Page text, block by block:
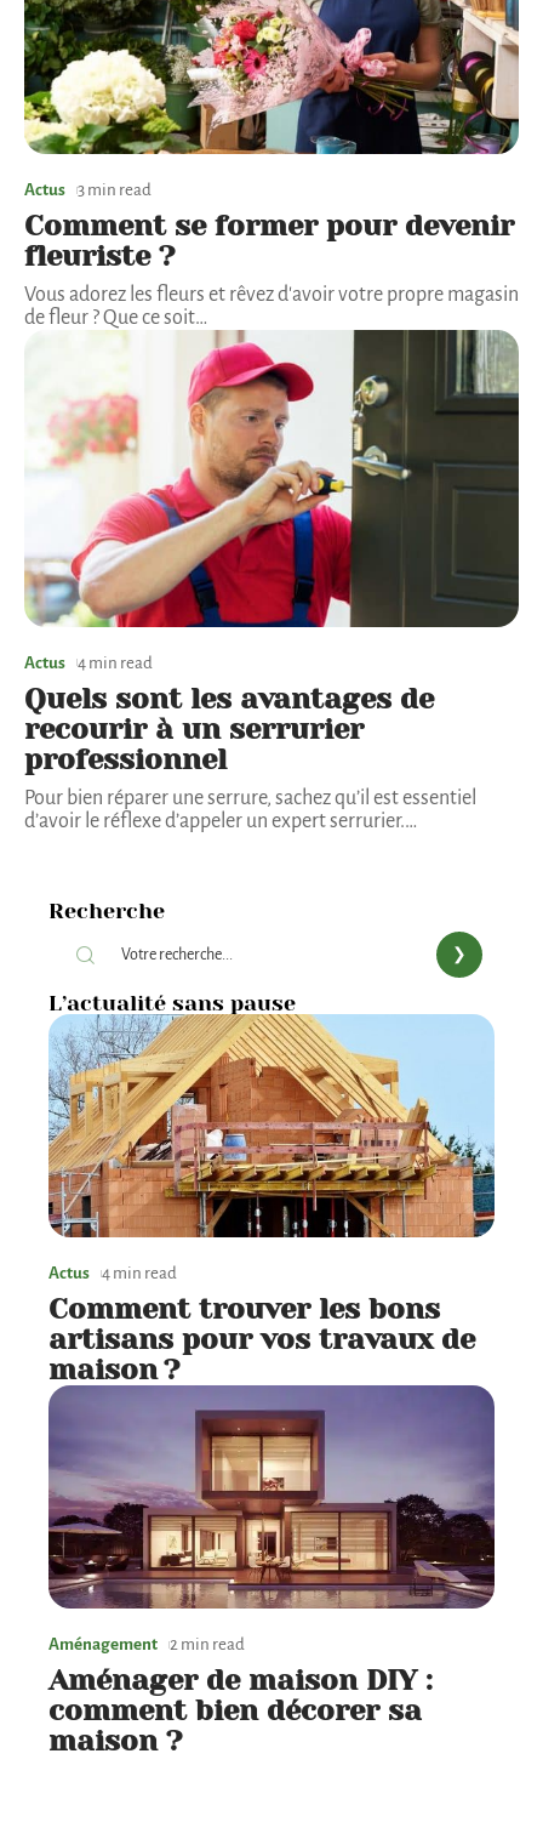
Actus 3 min read
Comment se former pour devenir
fleuriste ?
Vous adorez les fleurs et rêvez d'avoir votre propre magasin
de fleur ? Que ce soit…
Actus 4 min read
Quels sont les avantages de
recourir à un serrurier
professionnel
Pour bien réparer une serrure, sachez qu’il est essentiel
d’avoir le réflexe d’appeler un expert serrurier.…
Recherche
L’actualité sans pause
Actus 4 min read
Comment trouver les bons
artisans pour vos travaux de
maison ?
Aménagement 2 min read
Aménager de maison DIY :
comment bien décorer sa
maison ?